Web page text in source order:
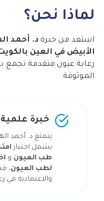
لماذا نحن؟
استفد من خبرةد. أحمد
الأبيض في العين
رعاية عيون متقدمة تجمع
الموثوقة.
خبرة
يتمتع د. أحمد
يشمل اجتياز
طب العيون و
لطب العيون،
والاعتمادية في